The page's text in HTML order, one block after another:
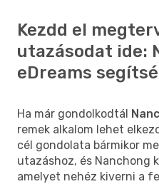
Kezdd el
utazásodat ide:
eDreams
Ha már gondolkodtál
remek alkalom lehet
cél gondolata bármikor
utazáshoz, és Nanchong
amelyet nehéz kiverni a